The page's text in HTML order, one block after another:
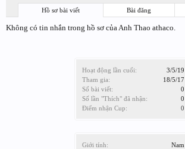
Hoạt động lần cuối:
3/5/19
Tham gia:
18/5/17
Số bài viết:
0
Số lần "Thích" đã nhận:
0
Điểm nhận Cup:
0
Giới tính: Nam
Hồ sơ bài viết Bài đăng
Không có tin nhắn trong hồ sơ của Anh Thao athaco.